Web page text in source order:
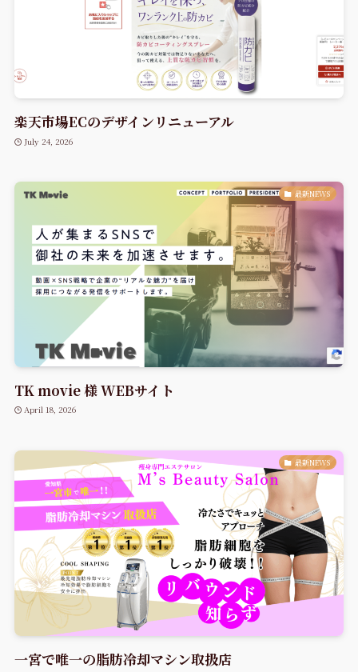
楽天市場ECのデザインリニューアル
July 24, 2026
最新NEWS
TK movie 様 WEBサイト
April 18, 2026
最新NEWS
一宮で唯一の脂肪冷却マシン取扱店